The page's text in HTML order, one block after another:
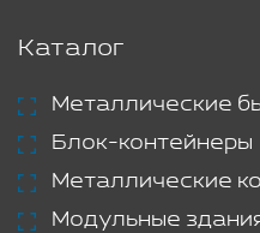
Каталог
Металлические
Блок-контейнеры
Металлические
Модульные